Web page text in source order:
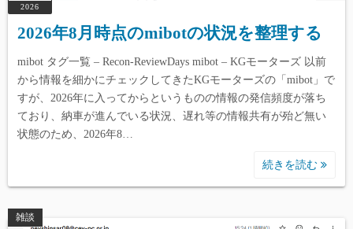
2026
2026年8月時点のmibotの状況を整理する
mibot タグ一覧 – Recon-ReviewDays mibot – KGモーターズ 以前
から情報を細かにチェックしてきたKGモーターズの「mibot」で
すが、2026年に入ってからというものの情報の発信頻度が落ち
ており、納車が進んでいる状況、遅れ等の情報共有が殆ど無い
状態のため、2026年8…
続きを読む
雑談